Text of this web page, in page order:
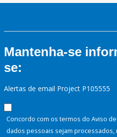
Mantenha-se
se:
Alertas de email Project P105555
Concordo com os termos do Aviso
dados pessoais sejam